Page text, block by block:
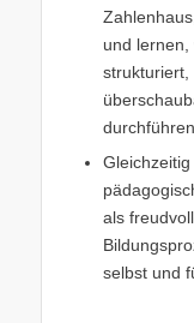
und lernen,
strukturiert,
durchführen.
als
selbst und